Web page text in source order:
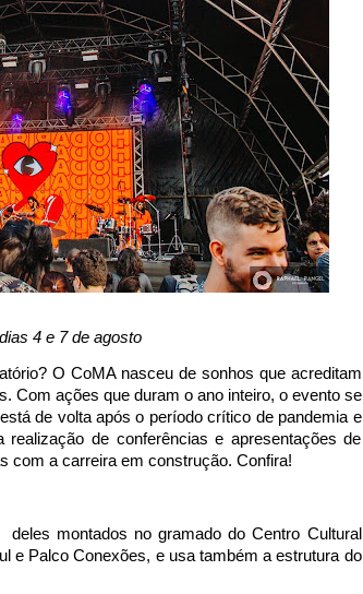
4 e 7 de agosto
O CoMA nasceu de sonhos que acreditam
Com ações que duram o ano inteiro, o evento se
de volta após o período crítico de pandemia e
de conferências e apresentações de
com a carreira em construção. Confira!
montados no gramado do Centro Cultural
e Palco Conexões, e usa também a estrutura do